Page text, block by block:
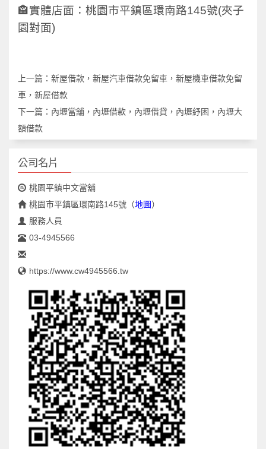
🏤實體店面：桃園市平鎮區環南路145號(夾子
園對面)
上一篇： 新屋借款，新屋汽車借款免留車，新屋機車借款免留
車，新屋借款
下一篇： 內壢當舖，內壢借款，內壢借貸，內壢紓困，內壢大
額借款
公司名片
桃園平鎮中文當舖
桃園市平鎮區環南路145號 （地圖）
服務人員
03-4945566
https://www.cw4945566.tw